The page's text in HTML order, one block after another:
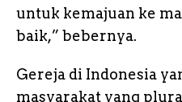
untuk kemajuan ke
baik,” bebernya.
Gereja di Indonesia
masyarakat yang